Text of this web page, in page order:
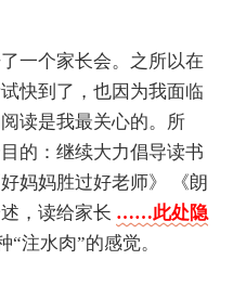
一个家长会。之所以在
快到了，也因为我面临
读是我最关心的。所
的：继续大力倡导读书
妈妈胜过好老师》 《朗
，读给家长 ……此处隐
“注水肉”的感觉。